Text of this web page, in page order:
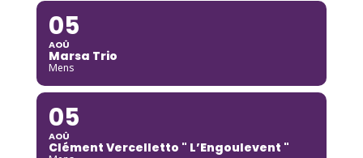
05
AOÛ
Marsa Trio
Mens
05
AOÛ
Clément Vercelletto " L’Engoulevent "